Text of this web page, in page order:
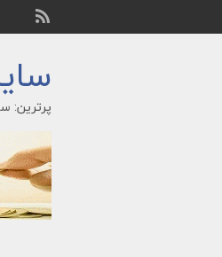
پرترین: